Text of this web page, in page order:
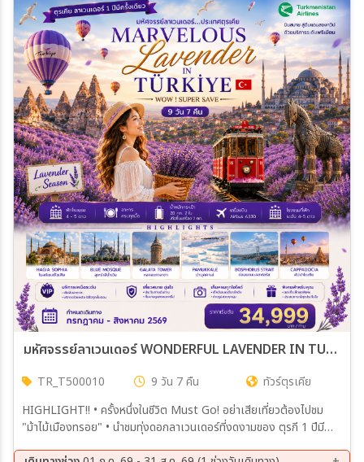
โซน
ประเทศ
เมือง
สายการบิน
ตั้งแต่วันที่
ถึงวันที่
เฉพาะเดือน
เฉพาะเทศกาล
มหัศจรรย์ลาเวนเดอร์ WONDERFUL LAVENDER IN TURKIYE WOW! SUPER SAVE JUL‒AUG 2026 T5
TR_T500010 9 วัน 7 คืน
ทัวร์ตุรเคีย
HIGHLIGHT!! • ครั้งหนึ่งในชีวิต Must Go! อย่าเสียเที่ยวต้องไปชม
"ม้าไม้เมืองทรอย" • นำชมทุ่งดอกลาเวนเดอร์ที่งดงามของ ตุรกี 1 ปีมี